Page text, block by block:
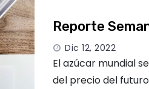
Reporte
Dic 12, 2022
El azúcar mundial
del precio del